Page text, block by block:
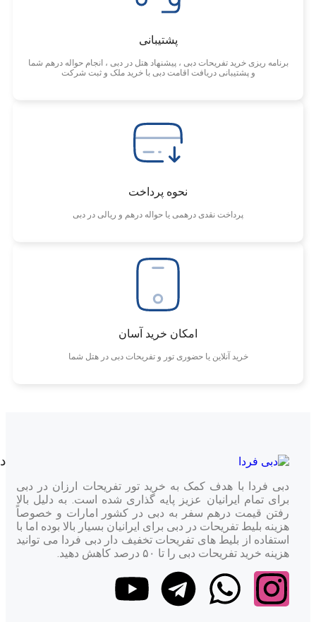
پشتیبانی
برنامه ریزی خرید تفریحات دبی ، پیشنهاد هتل در دبی ، انجام حواله درهم شما
و پشتیبانی دریافت اقامت دبی با خرید ملک و ثبت شرکت
نحوه پرداخت
پرداخت نقدی درهمی یا حواله درهم و ریالی در دبی
امکان خرید آسان
خرید آنلاین یا حضوری تور و تفریحات دبی در هتل شما
دبی فردا با هدف کمک به خرید تور تفریحات ارزان در دبی
برای تمام ایرانیان عزیز پایه گذاری شده است. به دلیل بالا
رفتن قیمت درهم سفر به دبی در کشور امارات و خصوصاً
هزینه بلیط تفریحات در دبی برای ایرانیان بسیار بالا بوده اما با
استفاده از بلیط های تفریحات تخفیف دار دبی فردا می توانید
هزینه خرید تفریحات دبی را تا ۵۰ درصد کاهش دهید.